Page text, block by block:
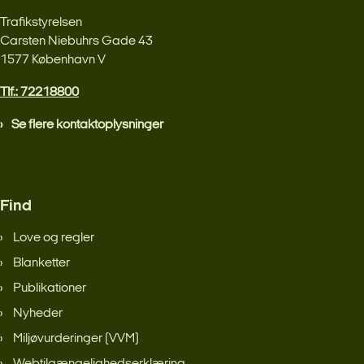
Trafikstyrelsen
Carsten Niebuhrs Gade 43
1577 København V
Tlf.: 72218800
Se flere kontaktoplysninger
Find
Love og regler
Blanketter
Publikationer
Nyheder
Miljøvurderinger (VVM)